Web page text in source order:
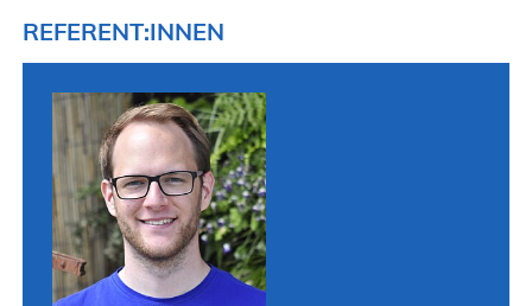
REFERENT:INNEN